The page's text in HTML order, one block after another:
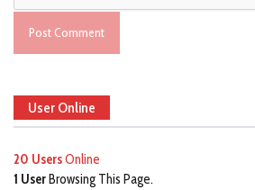
User Online
20 UsersOnline
1 UserBrowsing This Page.